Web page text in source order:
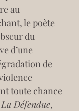
au
le poète
du
d’une
de
toute chance
La Défendue,